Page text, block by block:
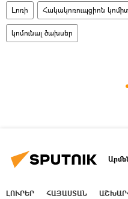
Լոռի Հակակոռուպցիոն
կոմունալ ծախսեր
ԼՈՒՐԵՐ ՀԱՅԱՍՏԱՆ